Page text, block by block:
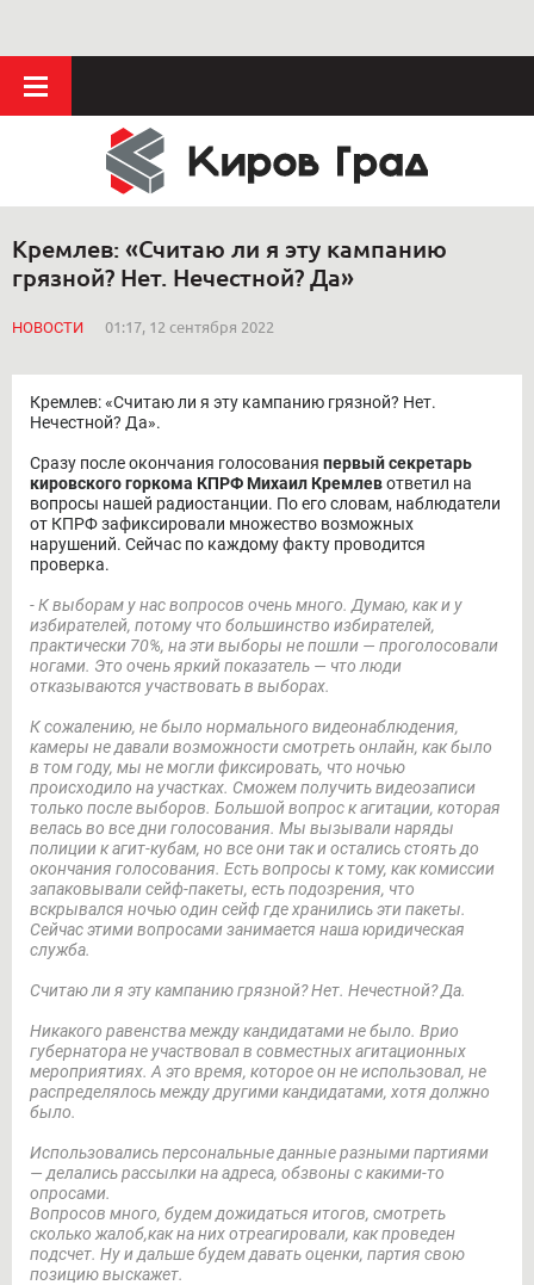
Кремлев: «Считаю ли я эту кампанию
грязной? Нет. Нечестной? Да»
НОВОСТИ 01:17, 12 сентября 2022
Кремлев: «Считаю ли я эту кампанию грязной? Нет.
Нечестной? Да».
Сразу после окончания голосования первый секретарь
кировского горкома КПРФ Михаил Кремлевответил на
вопросы нашей радиостанции. По его словам, наблюдатели
от КПРФ зафиксировали множество возможных
нарушений. Сейчас по каждому факту проводится
проверка.
- К выборам у нас вопросов очень много. Думаю, как и у
избирателей, потому что большинство избирателей,
практически 70%, на эти выборы не пошли — проголосовали
ногами. Это очень яркий показатель — что люди
отказываются участвовать в выборах.
К сожалению, не было нормального видеонаблюдения,
камеры не давали возможности смотреть онлайн, как было
в том году, мы не могли фиксировать, что ночью
происходило на участках. Сможем получить видеозаписи
только после выборов. Большой вопрос к агитации, которая
велась во все дни голосования. Мы вызывали наряды
полиции к агит-кубам, но все они так и остались стоять до
окончания голосования. Есть вопросы к тому, как комиссии
запаковывали сейф-пакеты, есть подозрения, что
вскрывался ночью один сейф где хранились эти пакеты.
Сейчас этими вопросами занимается наша юридическая
служба.
Считаю ли я эту кампанию грязной? Нет. Нечестной? Да.
Никакого равенства между кандидатами не было. Врио
губернатора не участвовал в совместных агитационных
мероприятиях. А это время, которое он не использовал, не
распределялось между другими кандидатами, хотя должно
было.
Использовались персональные данные разными партиями
— делались рассылки на адреса, обзвоны с какими-то
опросами.
Вопросов много, будем дожидаться итогов, смотреть
сколько жалоб,как на них отреагировали, как проведен
подсчет. Ну и дальше будем давать оценки, партия свою
позицию выскажет.